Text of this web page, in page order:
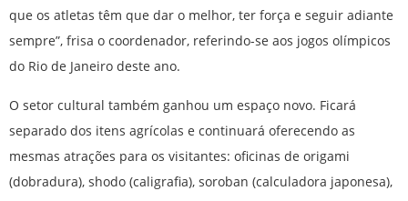
que os atletas têm que dar o melhor, ter força e seguir adiante
sempre”, frisa o coordenador, referindo-se aos jogos olímpicos
do Rio de Janeiro deste ano.
O setor cultural também ganhou um espaço novo. Ficará
separado dos itens agrícolas e continuará oferecendo as
mesmas atrações para os visitantes: oficinas de origami
(dobradura), shodo (caligrafia), soroban (calculadora japonesa),